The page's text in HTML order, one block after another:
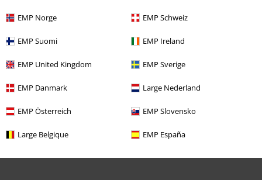
EMP Norge EMP Schweiz
EMP Suomi EMP Ireland
EMP United Kingdom EMP Sverige
EMP Danmark Large Nederland
EMP Österreich EMP Slovensko
Large Belgique EMP España
0 Hodnocení
Podělte se o váš názor "Hawaii".
Napsat hodnocení